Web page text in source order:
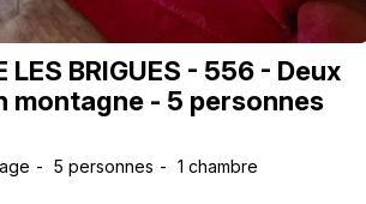
LES BRIGUES - 556 - Deux
montagne - 5 personnes
5 personnes 1 chambre